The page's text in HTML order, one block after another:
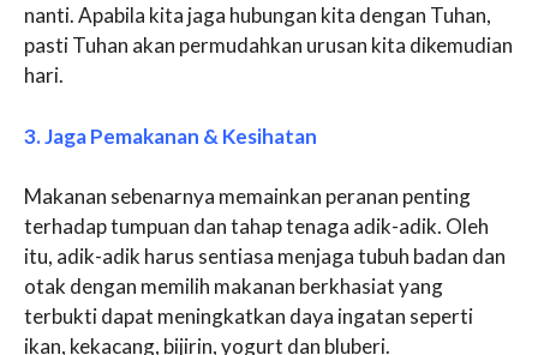
nanti. Apabila kita jaga hubungan kita dengan Tuhan,
pasti Tuhan akan permudahkan urusan kita dikemudian
hari.
3. Jaga Pemakanan & Kesihatan
Makanan sebenarnya memainkan peranan penting
terhadap tumpuan dan tahap tenaga adik-adik. Oleh
itu, adik-adik harus sentiasa menjaga tubuh badan dan
otak dengan memilih makanan berkhasiat yang
terbukti dapat meningkatkan daya ingatan seperti
ikan, kekacang, bijirin, yogurt dan bluberi.